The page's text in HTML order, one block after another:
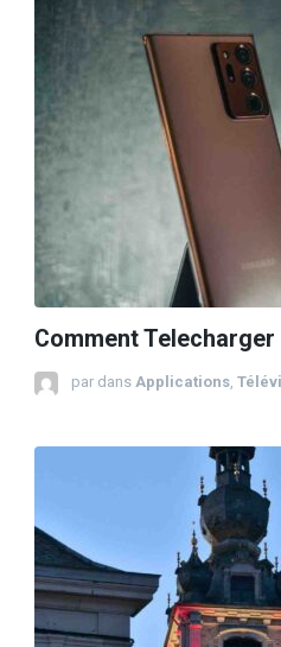
Comment
par dans Applications,